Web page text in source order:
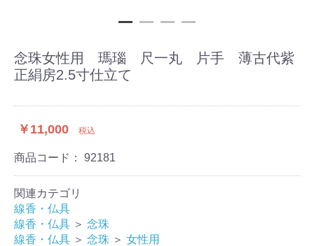
念珠女性用 瑪瑙 尺一丸 片手 薄古代紫
正絹房2.5寸仕立て
￥11,000 税込
商品コード： 92181
関連カテゴリ
線香・仏具
線香・仏具 ＞ 念珠
線香・仏具 ＞ 念珠 ＞ 女性用